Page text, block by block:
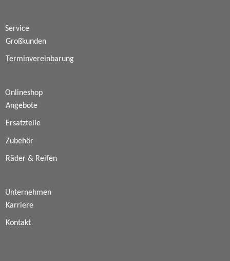
Service
Großkunden
Terminvereinbarung
Onlineshop
Angebote
Ersatzteile
Zubehör
Räder & Reifen
Unternehmen
Karriere
Kontakt